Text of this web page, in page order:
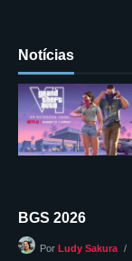
Notícias
BGS 2026
Por Ludy Sakura